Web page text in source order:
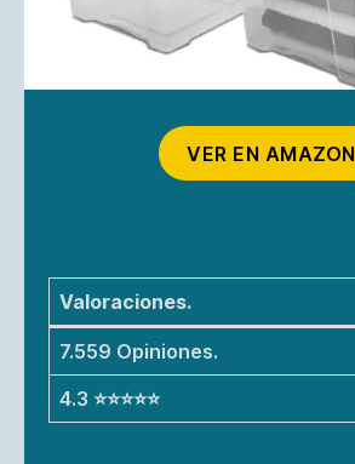
VER EN AMAZON
Valoraciones.
7.559 Opiniones.
4.3 ⭐⭐⭐⭐⭐